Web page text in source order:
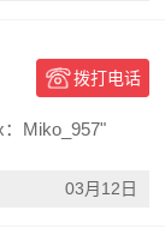
拨打电话
Miko_957"
03月12日